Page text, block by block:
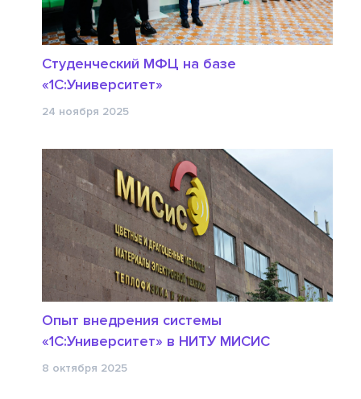
Студенческий МФЦ на базе
«1С:Университет»
24 ноября 2025
Опыт внедрения системы
«1С:Университет» в НИТУ МИСИС
8 октября 2025